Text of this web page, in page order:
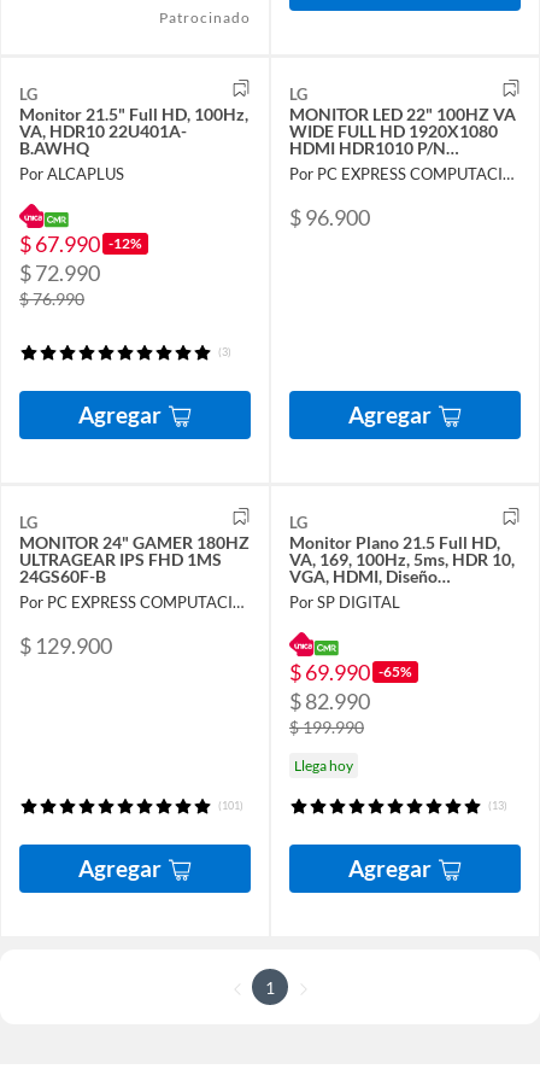
Patrocinado
LG
Monitor 21.5" Full HD, 100Hz,
VA, HDR10 22U401A-
B.AWHQ
Por ALCAPLUS
$ 67.990 -12%
$ 72.990
$ 76.990
(3)
Agregar
LG
MONITOR LED 22" 100HZ VA
WIDE FULL HD 1920X1080
HDMI HDR1010 P/N
22U401A-B
Por PC EXPRESS COMPUTACION LTDA
$ 96.900
Agregar
LG
MONITOR 24" GAMER 180HZ
ULTRAGEAR IPS FHD 1MS
24GS60F-B
Por PC EXPRESS COMPUTACION LTDA
$ 129.900
(101)
Agregar
LG
Monitor Plano 21.5 Full HD,
VA, 169, 100Hz, 5ms, HDR 10,
VGA, HDMI, Diseño
ergonómico
Por SP DIGITAL
$ 69.990 -65%
$ 82.990
$ 199.990
Llega hoy
(13)
Agregar
1